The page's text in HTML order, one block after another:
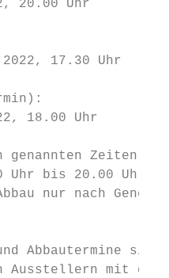
20.00 Uhr
17.30 Uhr
18.00 Uhr
genannten Zeiten
Uhr bis 20.00 Uhr
nur nach
Abbautermine
Ausstellern mit